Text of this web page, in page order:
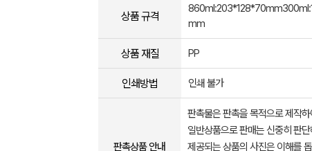
상품 규격
mm
상품 재질 PP
인쇄방법 인쇄 불가
판촉상품 안내
판촉물은 판촉을 목적으로 제작
일반상품으로 판매는 신중히 판
제공되는 상품의 사진은 이해를